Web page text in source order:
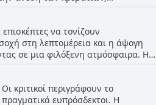
μερικά σχόλια που
το μέγεθος της τηλεόρασης
υποδηλώνουν ότι το The Ziba
ρυθμίσεις των κρεβατιών του.
να τονίζουν
στη λεπτομέρεια και η άψογη
σε μια φιλόξενη ατμόσφαιρα. Η
μια αναφορά για μια λιγότερο
και τα ευρύχωρα, άνετα
και η σχολαστική καθαριότητα
κριτικοί περιγράφουν το
ευπρόσδεκτοι. Η